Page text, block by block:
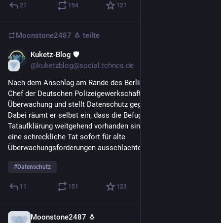
21 194 121
Moonstone2487 🐧 teilte
Kuketz-Blog 🛡
@kuketzblog@social.tchncs.de
Nach dem Anschlag am Rande des Berliner
Chef der Deutschen Polizeigewerkschaft prompt mehr
Überwachung und stellt Datenschutz gegen Opferschutz.
Dabei räumt er selbst ein, dass die Befugnisse zur
Tataufklärung weitgehend vorhanden sind. Aber Hauptsache,
eine schreckliche Tat sofort für alte
Überwachungsforderungen ausschlachten.
#Datenschutz
11 151 123
Moonstone2487 🐧